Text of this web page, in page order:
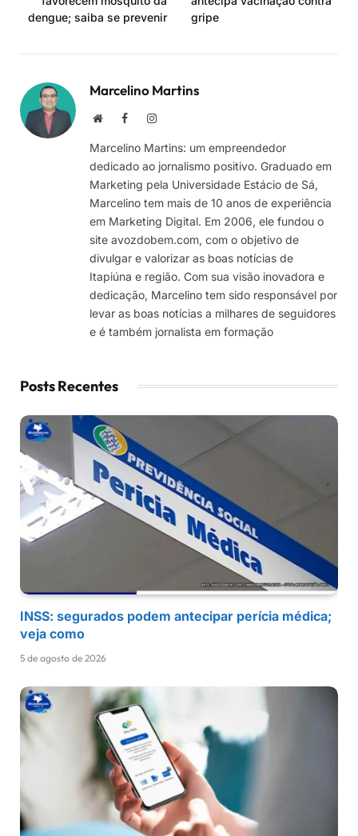
dengue; saiba se prevenir
gripe
Marcelino Martins
Site FacebookInstagram
Marcelino Martins: um empreendedor
dedicado ao jornalismo positivo. Graduado em
Marketing pela Universidade Estácio de Sá,
Marcelino tem mais de 10 anos de experiência
em Marketing Digital. Em 2006, ele fundou o
site avozdobem.com, com o objetivo de
divulgar e valorizar as boas notícias de
Itapiúna e região. Com sua visão inovadora e
dedicação, Marcelino tem sido responsável por
levar as boas notícias a milhares de seguidores
e é também jornalista em formação
Posts Recentes
INSS: segurados podem antecipar perícia médica;
veja como
5 de agosto de 2026